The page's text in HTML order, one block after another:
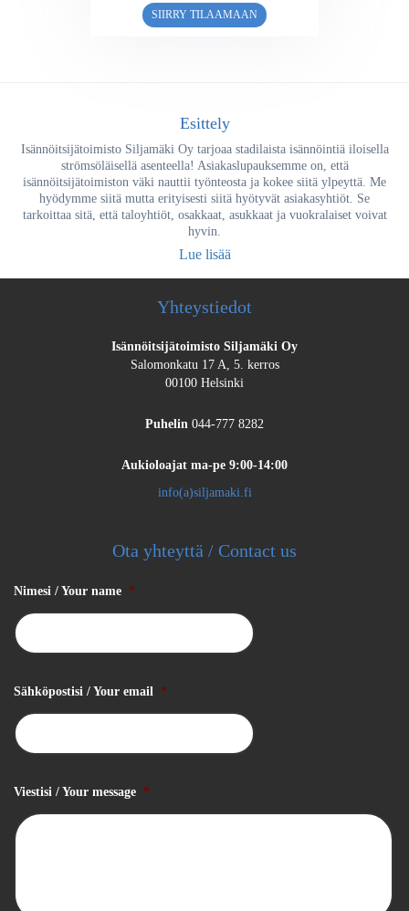
SIIRRY TILAAMAAN
Esittely
Isännöitsijätoimisto Siljamäki Oy tarjoaa stadilaista isännöintiä iloisella
strömsöläisellä asenteella! Asiakaslupauksemme on, että
isännöitsijätoimiston väki nauttii työnteosta ja kokee siitä ylpeyttä. Me
hyödymme siitä mutta erityisesti siitä hyötyvät asiakasyhtiöt. Se
tarkoittaa sitä, että taloyhtiöt, osakkaat, asukkaat ja vuokralaiset voivat
hyvin.
Lue lisää
Yhteystiedot
Isännöitsijätoimisto Siljamäki Oy
Salomonkatu 17 A, 5. kerros
00100 Helsinki
Puhelin 044-777 8282
Aukioloajat ma-pe 9:00-14:00
info(a)siljamaki.fi
Ota yhteyttä / Contact us
Nimesi / Your name *
Sähköpostisi / Your email *
Viestisi / Your message *